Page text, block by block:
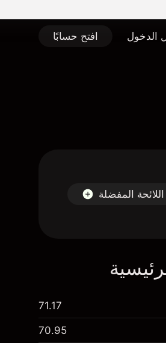
الدخول افتح حسابًا
المفضلة
71.17
70.95